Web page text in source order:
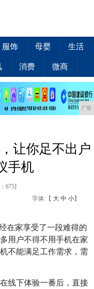
服饰 母婴 生活
消费 微商
广告
让你足不出户
手机
675]
字体:【 大 中 小】
在家享受了一段难得的
用户不得不用手机在家
不能满足工作需求，需
线下体验一番后，直接